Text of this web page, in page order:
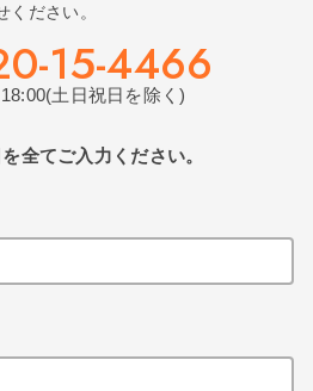
ください。
15-4466
土日祝日を除く)
全てご入力ください。